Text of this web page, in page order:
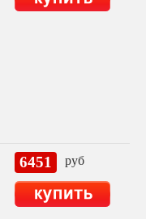
6451 руб